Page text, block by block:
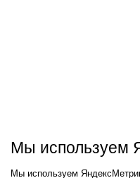
Мы используем
Мы используем